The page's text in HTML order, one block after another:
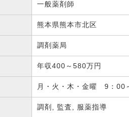
一般薬剤師
熊本県熊本市北区
調剤薬局
年収400～580万円
月・火・木・金曜 9：
調剤, 監査, 服薬指導